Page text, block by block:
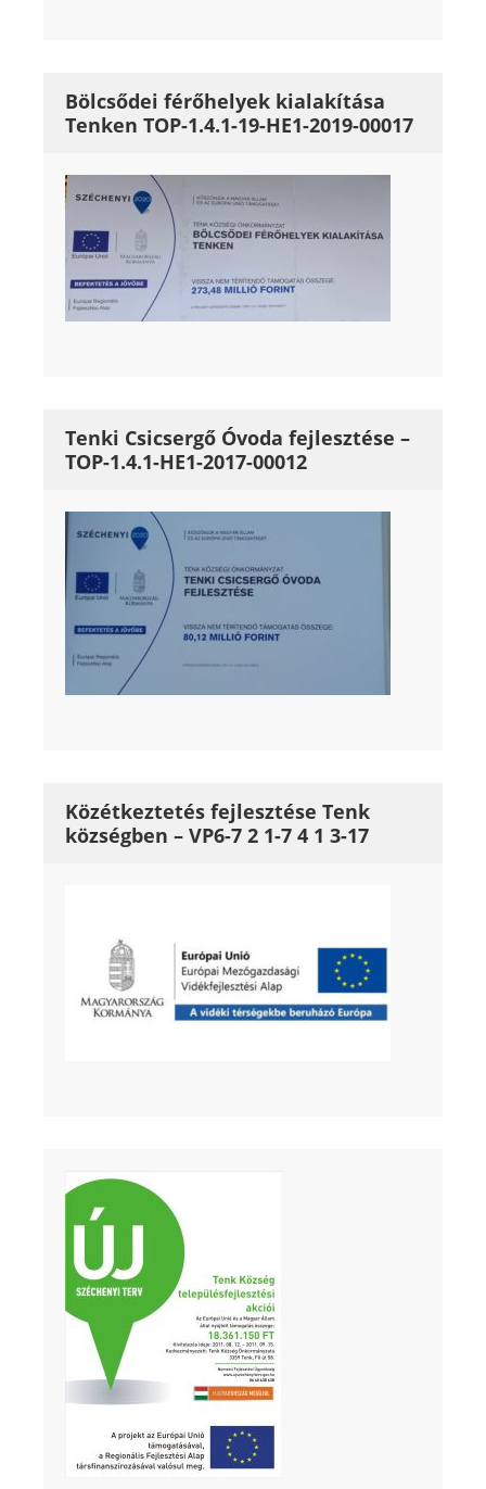
Bölcsődei férőhelyek kialakítása
Tenken TOP-1.4.1-19-HE1-2019-00017
Tenki Csicsergő Óvoda fejlesztése –
TOP-1.4.1-HE1-2017-00012
Közétkeztetés fejlesztése Tenk
községben – VP6-7 2 1-7 4 1 3-17